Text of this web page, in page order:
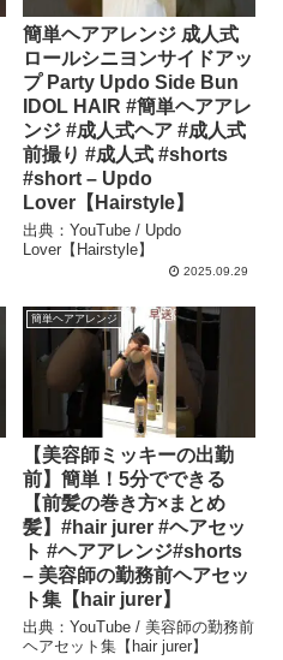
簡単ヘアアレンジ 成人式
ロールシニヨンサイドアッ
プ Party Updo Side Bun
IDOL HAIR #簡単ヘアアレ
ンジ #成人式ヘア #成人式
前撮り #成人式 #shorts
#short – Updo
Lover【Hairstyle】
出典：YouTube / Updo
Lover【Hairstyle】
2025.09.29
簡単ヘアアレンジ
【美容師ミッキーの出勤
前】簡単！5分でできる
【前髪の巻き方×まとめ
髪】#hair jurer #ヘアセッ
ト #ヘアアレンジ#shorts
– 美容師の勤務前ヘアセッ
ト集【hair jurer】
出典：YouTube / 美容師の勤務前
ヘアセット集【hair jurer】